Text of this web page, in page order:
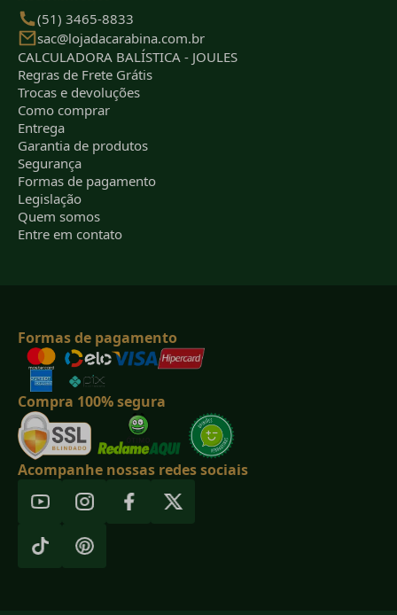
(51) 3465-8833
sac@lojadacarabina.com.br
CALCULADORA BALÍSTICA - JOULES
Regras de Frete Grátis
Trocas e devoluções
Como comprar
Entrega
Garantia de produtos
Segurança
Formas de pagamento
Legislação
Quem somos
Entre em contato
Formas de pagamento
Compra 100% segura
Acompanhe nossas redes sociais